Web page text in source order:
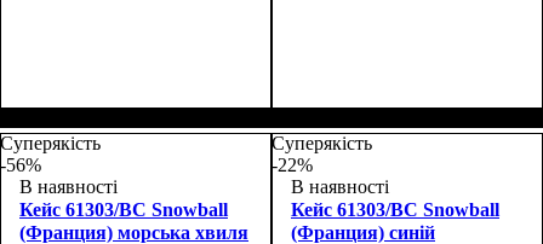
55х38x20
76х49х30+5
Суперякість
-56%
В наявності
Кейс 61303/BC Snowball
(Франция) морська хвиля
Суперякість
-22%
В наявності
Кейс 61303/BC Snowball
(Франция) синій